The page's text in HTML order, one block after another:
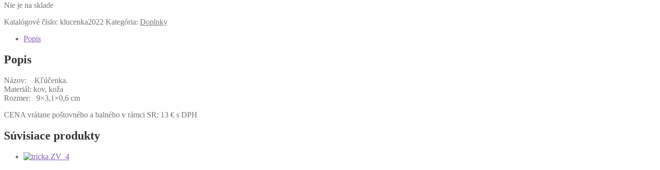
Nie je na sklade
Katalógové číslo: klucenka2022 Kategória: Doplnky
Popis
Popis
Názov: Kľúčenka.
Materiál: kov, koža
Rozmer: 9×3,1×0,6 cm
CENA vrátane poštovného a balného v rámci SR: 13 € s DPH
Súvisiace produkty